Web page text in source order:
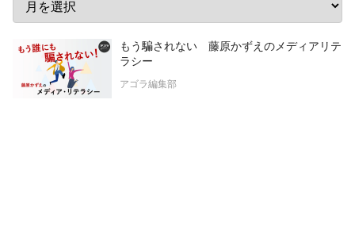
もう騙されない 藤原かずえのメディアリテ
ラシー
アゴラ編集部